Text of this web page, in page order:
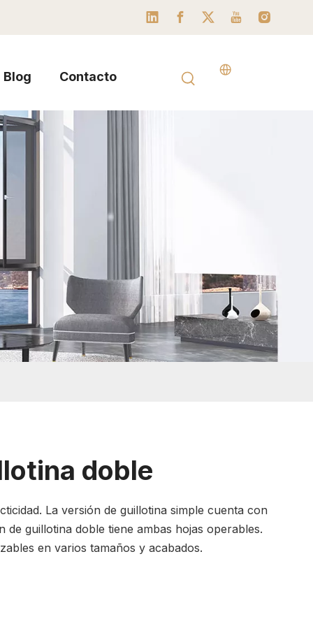
Blog Contacto
doble
La versión de guillotina simple cuenta con
guillotina doble tiene ambas hojas operables.
en varios tamaños y acabados.